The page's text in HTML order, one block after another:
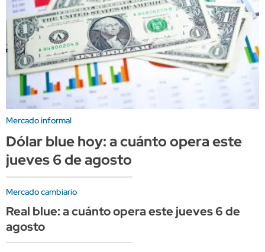
Mercado informal
Dólar blue hoy: a cuánto opera este
jueves 6 de agosto
Mercado cambiario
Real blue: a cuánto opera este jueves 6 de
agosto